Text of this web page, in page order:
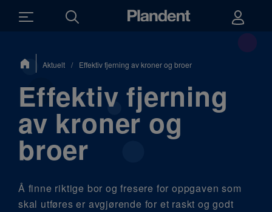
Du
er Aktuelt / Effektiv fjerning av kroner og broer
Effektiv fjerning
av kroner og
broer
Å finne riktige bor og fresere for oppgaven som
skal utføres er avgjørende for et raskt og godt